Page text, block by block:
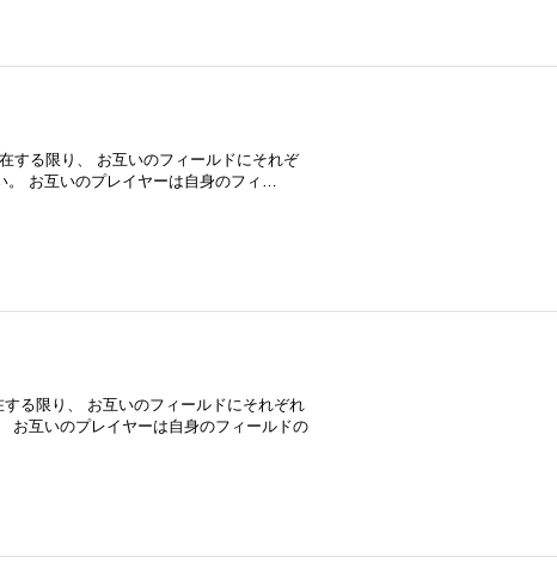
する限り、 お互いのフィールドにそれぞ
。 お互いのプレイヤーは自身のフィ…
る限り、 お互いのフィールドにそれぞれ
お互いのプレイヤーは自身のフィールドの